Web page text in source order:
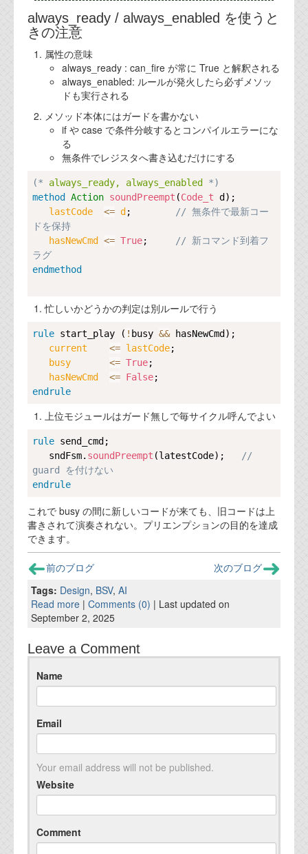
ブログ
機能安全ブログ
設計ブログ
テクノロジ
外部投稿記事
ブログテーマ
技術文書
ご希望の方は、お問い合わせページから
資料閲覧パスワードをお問い合わせ頂き
ログインをお願い致します。アカウント
名は"opendocument"です。
オンラインショップ
お問い合わせ
お問い合わせフォーム
always_ready / always_enabled を使うと
きの注意
属性の意味
always_ready : can_fire が常に True と解釈される
always_enabled: ルールが発火したら必ずメソッ
ドも実行される
メソッド本体にはガードを書かない
if や case で条件分岐するとコンパイルエラーにな
る
無条件でレジスタへ書き込むだけにする
(* always_ready, always_enabled *)
method
Action soundPreempt (Code_t d);
lastCode <= d ;
// 無条件で最新コー
ドを保持
hasNewCmd <= True;
// 新コマンド到着フ
ラグ
endmethod
忙しいかどうかの判定は別ルールで行う
rule start_play ( ! busy && hasNewCmd);
current <= lastCode;
busy <= True;
hasNewCmd <= False
endrule
上位モジュールはガード無しで毎サイクル呼んでよい
rule send_cmd ;
   sndFsm.
soundPreempt (latestCode);
//
guard を付けない
endrule
これで busy の間に新しいコードが来ても、旧コードは上
書きされて演奏されない。プリエンプションの目的を達成
できます。
前のブログ
次のブログ
Tags: Design, BSV, AI
Read more | Comments (0) | Last updated on
September 2, 2025
Leave a Comment
Name
Email
Your email address will not be published.
Website
Comment